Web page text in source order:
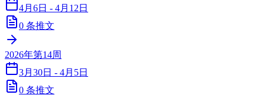
4月6日 - 4月12日
0 条推文
2026年第14周
3月30日 - 4月5日
0 条推文